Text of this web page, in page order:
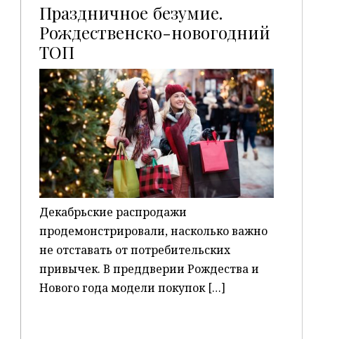
Праздничное безумие.
Рождественско-новогодний
ТОП
P
Декабрьские распродажи
продемонстрировали, насколько важно
не отставать от потребительских
привычек. В преддверии Рождества и
Нового года модели покупок […]